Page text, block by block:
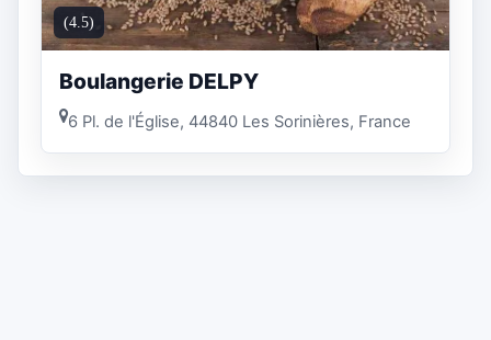
(4.5)
Boulangerie DELPY
6 Pl. de l'Église, 44840 Les Sorinières, France